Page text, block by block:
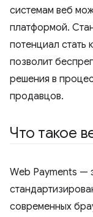
системам веб
платформой.
потенциал стать
позволит
решения в
продавцов.
Что такое
Web Payments —
современных